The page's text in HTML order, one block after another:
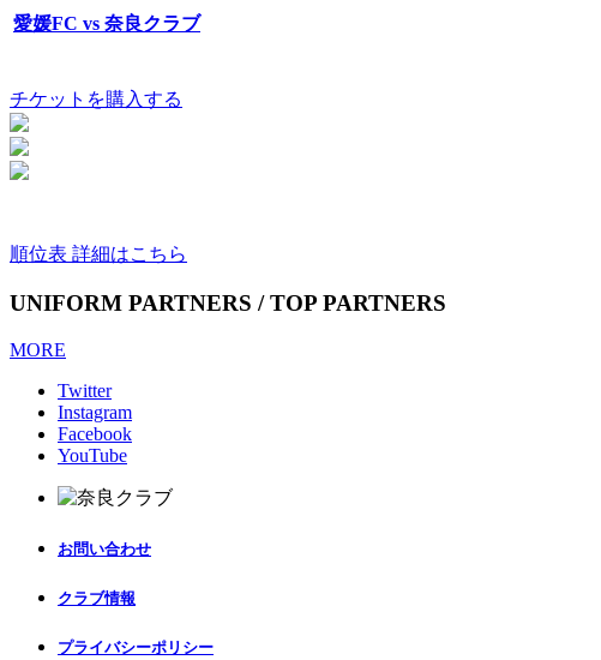
愛媛FC vs 奈良クラブ
チケットを購入する
順位表 詳細はこちら
UNIFORM PARTNERS / TOP PARTNERS
MORE
Twitter
Instagram
Facebook
YouTube
お問い合わせ
クラブ情報
プライバシーポリシー